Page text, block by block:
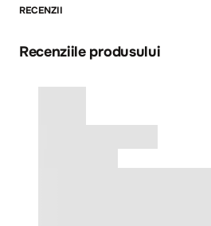
RECENZII
Recenziile produsului